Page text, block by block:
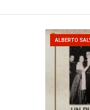
ALBERTO